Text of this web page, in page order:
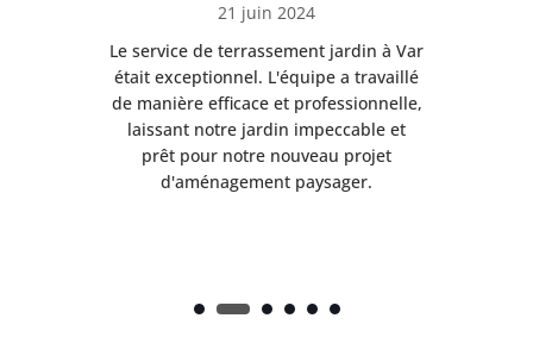
21 juin 2024
Le service de terrassement jardin à Var
était exceptionnel. L'équipe a travaillé
de manière efficace et professionnelle,
laissant notre jardin impeccable et
prêt pour notre nouveau projet
d'aménagement paysager.